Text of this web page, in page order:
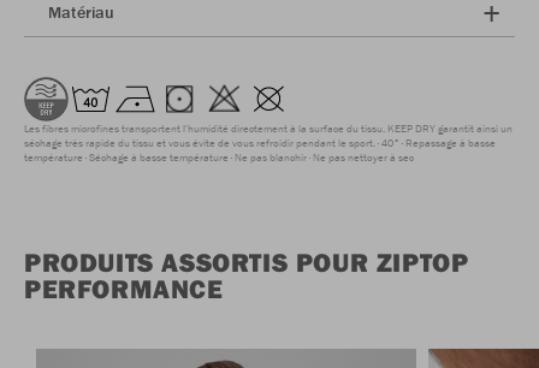
Matériau
Les fibres microfines transportent l'humidité directement à la surface du tissu. KEEP DRY garantit ainsi un
séchage très rapide du tissu et vous évite de vous refroidir pendant le sport. 40° Repassage à basse
température Séchage à basse température Ne pas blanchir Ne pas nettoyer à sec
PRODUITS ASSORTIS POUR ZIPTOP
PERFORMANCE